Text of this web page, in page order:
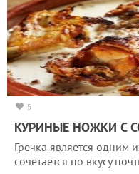
5
КУРИНЫЕ НОЖКИ С
Гречка является одним
сочетается по вкусу